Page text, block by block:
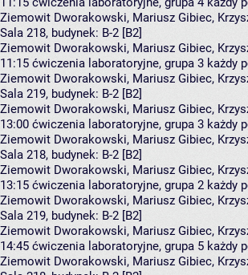
Ziemowit Dworakowski, Mariusz Gibiec,
Sala 218, budynek: B-2 [B2]
Ziemowit Dworakowski, Mariusz Gibiec,
11:15 ćwiczenia laboratoryjne, grupa 3 każdy
Ziemowit Dworakowski, Mariusz Gibiec,
Sala 219, budynek: B-2 [B2]
Ziemowit Dworakowski, Mariusz Gibiec,
13:00 ćwiczenia laboratoryjne, grupa 3 każdy
Ziemowit Dworakowski, Mariusz Gibiec,
Sala 218, budynek: B-2 [B2]
Ziemowit Dworakowski, Mariusz Gibiec,
13:15 ćwiczenia laboratoryjne, grupa 2 każdy
Ziemowit Dworakowski, Mariusz Gibiec,
Sala 219, budynek: B-2 [B2]
Ziemowit Dworakowski, Mariusz Gibiec,
14:45 ćwiczenia laboratoryjne, grupa 5 każdy
Ziemowit Dworakowski, Mariusz Gibiec,